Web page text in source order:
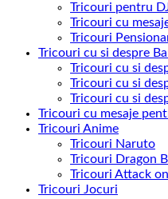
Tricouri pentru
Tricouri cu
Tricouri
Tricouri cu si despre
Tricouri cu si
Tricouri cu si
Tricouri cu si
Tricouri cu mesaje
Tricouri Anime
Tricouri Naruto
Tricouri Dragon
Tricouri Attack
Tricouri Jocuri